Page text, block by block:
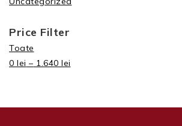
Price Filter
Toate
0 lei – 1.640 lei